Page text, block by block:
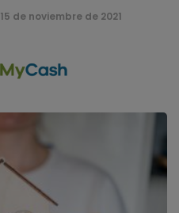
15 de noviembre de 2021